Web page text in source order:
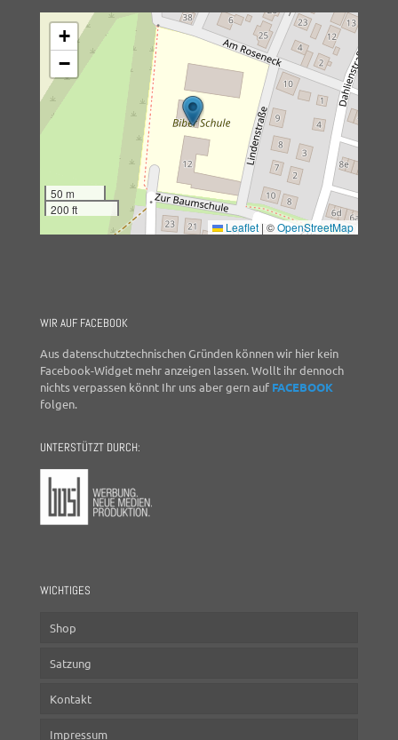
+
−
50 m
200 ft
Leaflet | ©OpenStreetMap
WIR AUF FACEBOOK
Aus datenschutztechnischen Gründen können wir hier kein
Facebook-Widget mehr anzeigen lassen. Wollt ihr dennoch
nichts verpassen könnt Ihr uns aber gern auf FACEBOOK
folgen.
UNTERSTÜTZT DURCH:
WICHTIGES
Shop
Satzung
Kontakt
Impressum